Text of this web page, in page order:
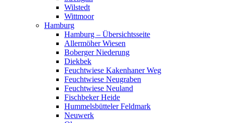
Wilstedt
Wittmoor
Hamburg
Hamburg – Übersichtsseite
Allermöher Wiesen
Boberger Niederung
Diekbek
Feuchtwiese Kakenhaner Weg
Feuchtwiese Neugraben
Feuchtwiese Neuland
Fischbeker Heide
Hummelsbütteler Feldmark
Neuwerk